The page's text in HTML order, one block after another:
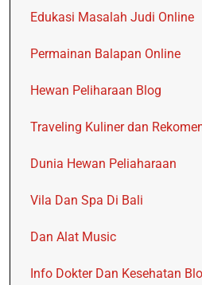
Edukasi Masalah Judi Online
Permainan Balapan Online
Hewan Peliharaan Blog
Traveling Kuliner dan
Dunia Hewan Peliaharaan
Vila Dan Spa Di Bali
Dan Alat Music
Info Dokter Dan Kesehatan